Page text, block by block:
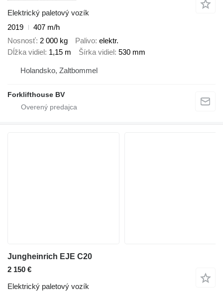
Elektrický paletový vozík
2019
407 m/h
Nosnosť 2 000 kg Palivo elektr.
Dĺžka vidiel 1,15 m Šírka vidiel 530 mm
Holandsko, Zaltbommel
Forklifthouse BV
Jungheinrich EJE C20
2 150 €
Elektrický paletový vozík